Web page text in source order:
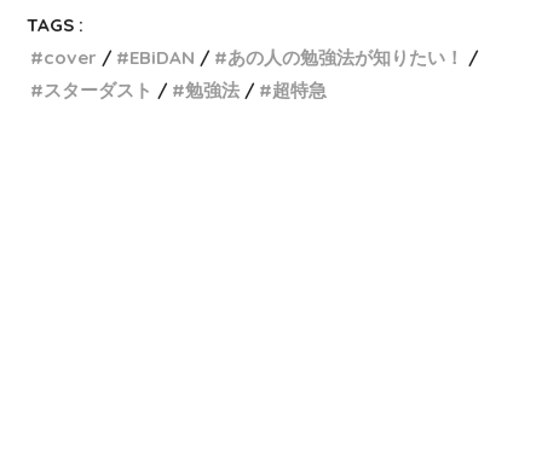
TAGS :
cover
EBiDAN
あの人の勉強法が知りたい！
スターダスト
勉強法 超特急